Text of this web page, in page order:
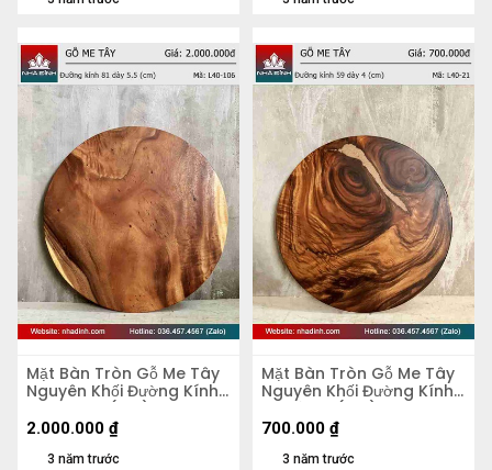
Mặt Bàn Tròn Gỗ Me Tây
Nguyên Khối Đường Kính
81 Dày 5,5 (cm)
3 năm trước
2.000.000 ₫
Mặt Bàn Tròn Gỗ Me Tây
Nguyên Khối Đường Kính
59 Dày 4 (cm)
3 năm trước
700.000 ₫